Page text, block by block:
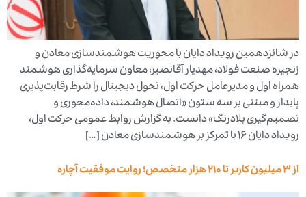
در شانزدهمین رویداد دایان با محوریت هوشمندسازی معادن و
زنجیره صنعت فولاد، مهدیار آقانصیر، معاون سرمایه‌گذاری هوشمند
همراه اول و مدیرعامل حرکت اول، تحول دیجیتال را شرط رقابت‌پذیری
پایدار و مبتنی بر سه ستون «اتصال هوشمند، داده‌محوری و
تصمیم‌گیری بلادرنگ» دانست. به گزارش روابط عمومی حرکت اول،
رویداد دایان ۱۶ با تمرکز بر هوشمندسازی معادن […]
از ۳ میلیون کاربر تا ۲۱۰ هزار متخصص؛ روایت موفقیت آچاره